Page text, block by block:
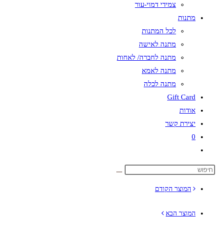
צמידי דמוי-עור
מתנות
לכל המתנות
מתנה לאישה
מתנה לחברה/ לאחות
מתנה לאמא
מתנה לכלה
Gift Card
אודות
יצירת קשר
0
search
המוצר הקודם
המוצר הבא